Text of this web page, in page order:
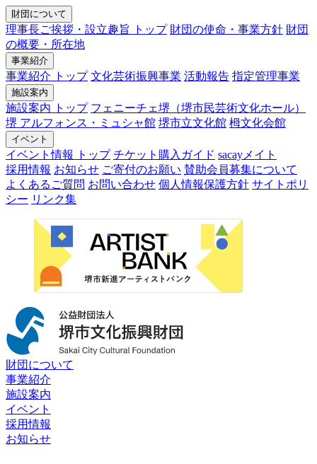
財団について
理事長ご挨拶・設立趣旨 トップ 財団の使命・事業方針 財団
の概要・所在地
事業紹介
事業紹介 トップ 文化芸術振興事業 活動報告 指定管理事業
施設案内
施設案内 トップ フェニーチェ堺（堺市民芸術文化ホール）
堺 アルフォンス・ミュシャ館 堺市立文化館 栂文化会館
イベント
イベント情報 トップ チケット購入ガイド sacayメイト
採用情報 お知らせ ご寄付のお願い 賛助会員募集について
よくあるご質問 お問い合わせ 個人情報保護方針 サイトポリ
シー リンク集
財団について
事業紹介
施設案内
イベント
採用情報
お知らせ